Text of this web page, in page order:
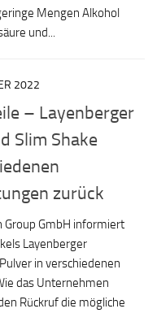
Mengen Alkohol
und...
2022
– Layenberger
Slim Shake
zurück
Group GmbH informiert
Layenberger
in verschiedenen
das Unternehmen
Rückruf die mögliche